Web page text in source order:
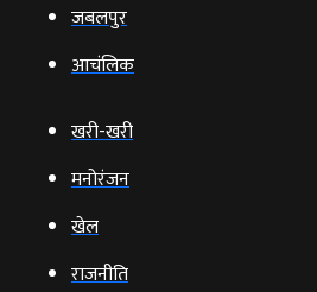
जबलपुर
आचंलिक
खरी-खरी
मनोरंजन
खेल
राजनीति